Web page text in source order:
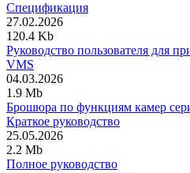
Спецификация
27.02.2026
120.4 Kb
Руководство пользователя для
VMS
04.03.2026
1.9 Mb
Брошюра по функциям камер
Краткое руководство
25.05.2026
2.2 Mb
Полное руководство